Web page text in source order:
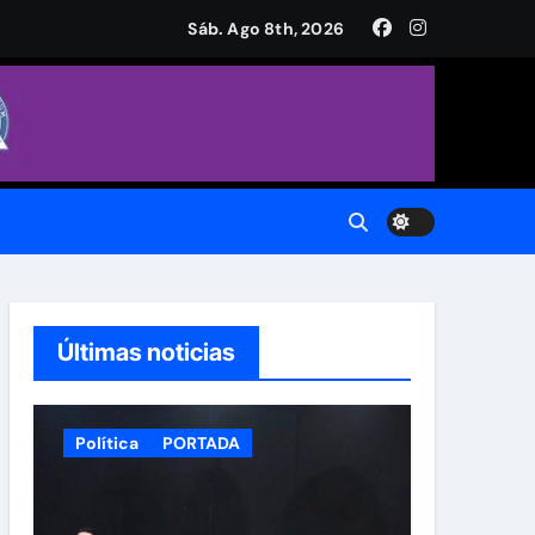
de Armas
Sáb. Ago 8th, 2026
Últimas noticias
Política PORTADA